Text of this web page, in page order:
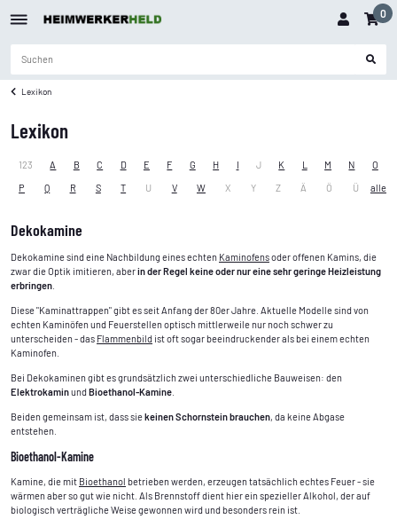
0
Lexikon
Lexikon
123 A B C D E F G H I J K L M N
O
P
Q R S T U V W X Y Z Ä Ö Ü alle
Dekokamine
Dekokamine sind eine Nachbildung eines echten Kaminofensoder offenen Kamins, die
zwar die Optik imitieren, aberin der Regel keine oder nur eine sehr geringe Heizleistung
erbringen
Diese "Kaminattrappen" gibt es seit Anfang der 80er Jahre. Aktuelle Modelle sind von
echten Kaminöfen und Feuerstellen optisch mittlerweile nur noch schwer zu
unterscheiden - das Flammenbild ist oft sogar beeindruckender als bei einem echten
Kaminofen.
Bei Dekokaminen gibt es grundsätzlich zwei unterschiedliche Bauweisen: den
ElektrokaminundBioethanol-Kamine
Beiden gemeinsam ist, dass siekeinen Schornstein brauchen, da keine Abgase
entstehen.
Bioethanol-Kamine
Kamine, die mit Bioethanol betrieben werden, erzeugen tatsächlich echtes Feuer - sie
wärmen aber so gut wie nicht. Als Brennstoff dient hier ein spezieller Alkohol, der auf
biologisch verträgliche Weise gewonnen wird und besonders rein ist.